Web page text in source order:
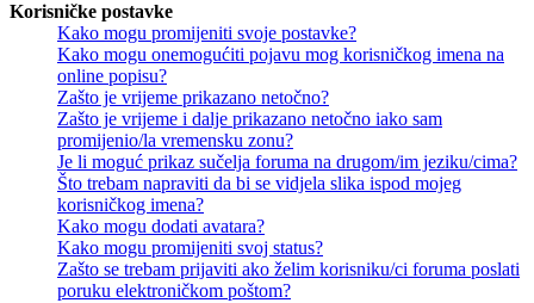
Korisničke postavke
Kako mogu promijeniti svoje postavke?
Kako mogu onemogućiti pojavu mog korisničkog imena na
online popisu?
Zašto je vrijeme prikazano netočno?
Zašto je vrijeme i dalje prikazano netočno iako sam
promijenio/la vremensku zonu?
Je li moguć prikaz sučelja foruma na drugom/im jeziku/cima?
Što trebam napraviti da bi se vidjela slika ispod mojeg
korisničkog imena?
Kako mogu dodati avatara?
Kako mogu promijeniti svoj status?
Zašto se trebam prijaviti ako želim korisniku/ci foruma poslati
poruku elektroničkom poštom?